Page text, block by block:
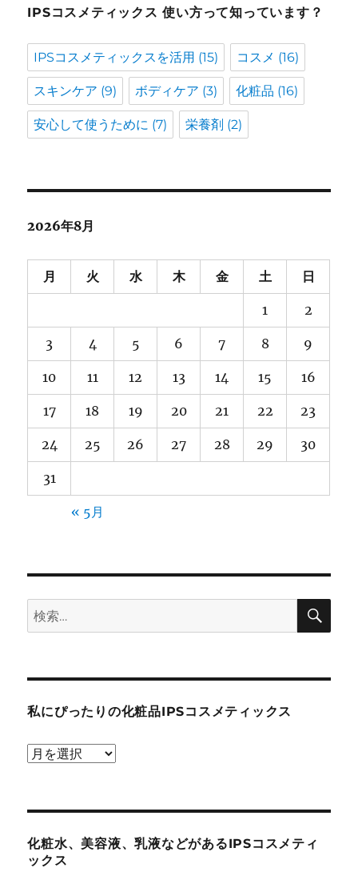
IPSコスメティックス 使い方って知っています？
IPSコスメティックスを活用 (15) コスメ (16)
スキンケア (9) ボディケア (3) 化粧品 (16)
安心して使うために (7) 栄養剤 (2)
2026年8月
月 火 水 木 金 土 日
1 2
3 4 5 6 7 8 9
10 11 12 13 14 15 16
17 18 19 20 21 22 23
24 25 26 27 28 29 30
31
« 5月
検
索:
検
私にぴったりの化粧品IPSコスメティックス
私
た
り
化粧水、美容液、乳液などがあるIPSコスメティ
ックス